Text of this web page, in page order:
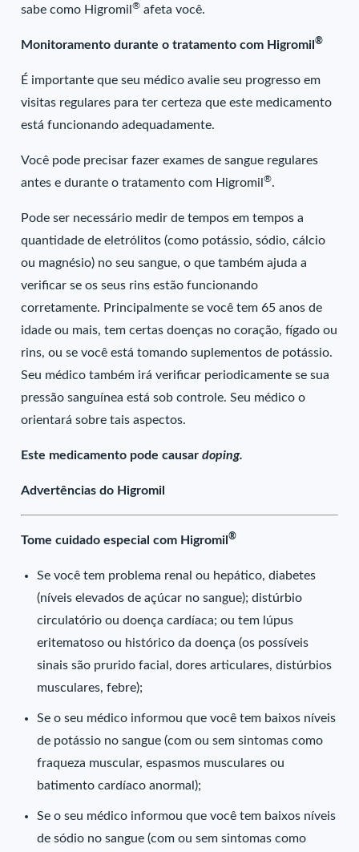
sabe como Higromil® afeta você.
Monitoramento durante o tratamento com Higromil®
É importante que seu médico avalie seu progresso em
visitas regulares para ter certeza que este medicamento
está funcionando adequadamente.
Você pode precisar fazer exames de sangue regulares
antes e durante o tratamento com Higromil®.
Pode ser necessário medir de tempos em tempos a
quantidade de eletrólitos (como potássio, sódio, cálcio
ou magnésio) no seu sangue, o que também ajuda a
verificar se os seus rins estão funcionando
corretamente. Principalmente se você tem 65 anos de
idade ou mais, tem certas doenças no coração, fígado ou
rins, ou se você está tomando suplementos de potássio.
Seu médico também irá verificar periodicamente se sua
pressão sanguínea está sob controle. Seu médico o
orientará sobre tais aspectos.
Este medicamento pode causardoping.
Advertências do Higromil
Tome cuidado especial com Higromil®
Se você tem problema renal ou hepático, diabetes
(níveis elevados de açúcar no sangue); distúrbio
circulatório ou doença cardíaca; ou tem lúpus
eritematoso ou histórico da doença (os possíveis
sinais são prurido facial, dores articulares, distúrbios
musculares, febre);
Se o seu médico informou que você tem baixos níveis
de potássio no sangue (com ou sem sintomas como
fraqueza muscular, espasmos musculares ou
batimento cardíaco anormal);
Se o seu médico informou que você tem baixos níveis
de sódio no sangue (com ou sem sintomas como